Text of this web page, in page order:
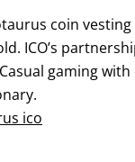
coin
ICO’s
gaming
ico